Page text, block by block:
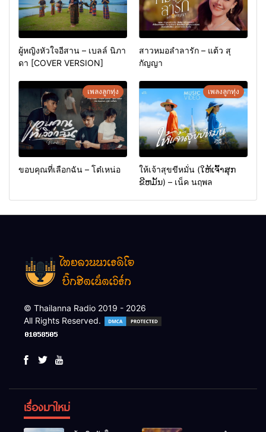
ผู้หญิงหัวใจอีสาน – เบลล์ นิภา
ดา [COVER VERSION]
สาวหมอลำลารัก – แต้ว สุ
กัญญา
เพลงลูกทุ่ง
ขอบคุณที่เลือกฉัน – โต๋เหน่อ
เพลงลูกทุ่ง
ให้เจ้าสุขขีหมั่น (ໃຫ້ເຈົ້າສຸກ
ຂີຫມັ້ນ) – เน็ค นฤพล
© Thailanna Radio 2019 - 2026
All Rights Reserved.
เรื่องมาใหม่